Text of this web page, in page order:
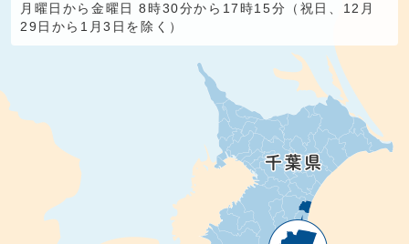
月曜日から金曜日 8時30分から17時15分（祝日、12月
29日から1月3日を除く）